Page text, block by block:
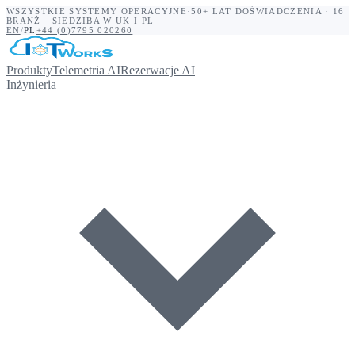
WSZYSTKIE SYSTEMY OPERACYJNE ·50+ LAT DOŚWIADCZENIA · 16
BRANŻ · SIEDZIBA W UK I PL
EN/PL +44 (0)7795 020260
ProduktyTelemetria AIRezerwacje AI
Inżynieria